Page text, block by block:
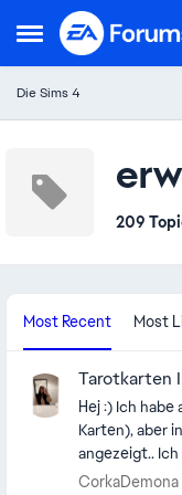
Open Side Menu
Skip to
Die Sims 4
209
Most Recent Most
Tarotkarten
Hej :) Ich habe alle speziellen Tarotkarten gesammelt (25
Karten), aber
angezeigt.. Ich habe bereits den Cache geleert, wobei
ich sagen
CorkaDemona